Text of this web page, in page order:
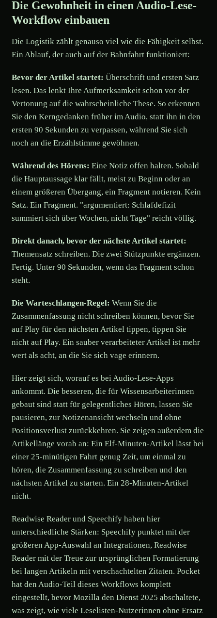
Die Gewohnheit in einen Audio-Lese-
Workflow einbauen
Die Logistik zählt genauso viel wie die Fähigkeit selbst.
Ein Ablauf, der auch auf der Bahnfahrt funktioniert:
Bevor der Artikel startet: Überschrift und ersten Satz
lesen. Das lenkt Ihre Aufmerksamkeit schon vor der
Vertonung auf die wahrscheinliche These. So erkennen
Sie den Kerngedanken früher im Audio, statt ihn in den
ersten 90 Sekunden zu verpassen, während Sie sich
noch an die Erzählstimme gewöhnen.
Während des Hörens: Eine Notiz offen halten. Sobald
die Hauptaussage klar fällt, meist zu Beginn oder an
einem größeren Übergang, ein Fragment notieren. Kein
Satz. Ein Fragment. "argumentiert: Schlafdefizit
summiert sich über Wochen, nicht Tage" reicht völlig.
Direkt danach, bevor der nächste Artikel startet:
Themensatz schreiben. Die zwei Stützpunkte ergänzen.
Fertig. Unter 90 Sekunden, wenn das Fragment schon
steht.
Die Warteschlangen-Regel: Wenn Sie die
Zusammenfassung nicht schreiben können, bevor Sie
auf Play für den nächsten Artikel tippen, tippen Sie
nicht auf Play. Ein sauber verarbeiteter Artikel ist mehr
wert als acht, an die Sie sich vage erinnern.
Hier zeigt sich, worauf es bei Audio-Lese-Apps
ankommt. Die besseren, die für Wissensarbeiterinnen
gebaut sind statt für gelegentliches Hören, lassen Sie
pausieren, zur Notizenansicht wechseln und ohne
Positionsverlust zurückkehren. Sie zeigen außerdem die
Artikellänge vorab an: Ein Elf-Minuten-Artikel lässt bei
einer 25-minütigen Fahrt genug Zeit, um einmal zu
hören, die Zusammenfassung zu schreiben und den
nächsten Artikel zu starten. Ein 28-Minuten-Artikel
nicht.
Readwise Reader und Speechify haben hier
unterschiedliche Stärken: Speechify punktet mit der
größeren App-Auswahl an Integrationen, Readwise
Reader mit der Treue zur ursprünglichen Formatierung
bei langen Artikeln mit verschachtelten Zitaten. Pocket
hat den Audio-Teil dieses Workflows komplett
eingestellt, bevor Mozilla den Dienst 2025 abschaltete,
was zeigt, wie viele Leselisten-Nutzerinnen ohne Ersatz